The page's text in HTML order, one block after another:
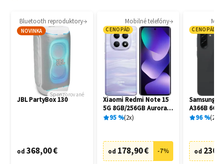
Bluetooth reproduktory
NOVINKA
Sponzorované
JBL PartyBox 130
od 368,00 €
Mobilné telefóny
CENOPÁD
Xiaomi Redmi Note 15
5G 8GB/256GB Aurora
Purple
95% 2x
od 178,90 € -7%
CENOPÁD
Samsung
A366B
Awesome
96% 20
od